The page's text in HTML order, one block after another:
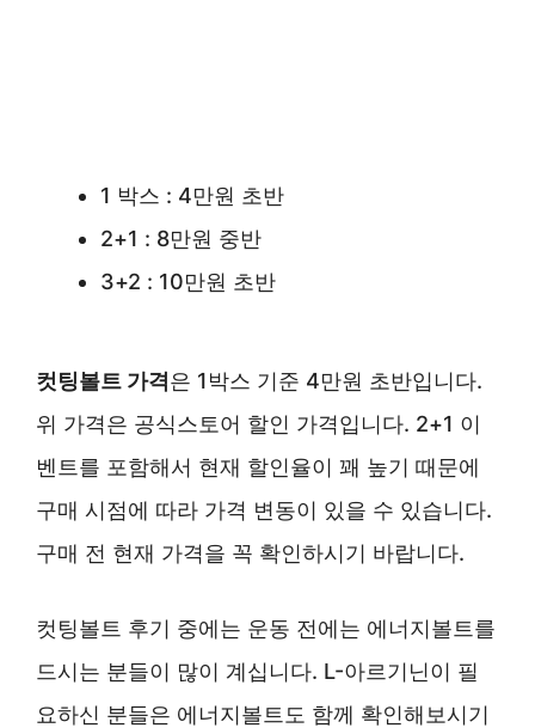
1 박스 : 4만원 초반
2+1 : 8만원 중반
3+2 : 10만원 초반
컷팅볼트 가격 은 1박스 기준 4만원 초반입니다.
위 가격은 공식스토어 할인 가격입니다. 2+1 이
벤트를 포함해서 현재 할인율이 꽤 높기 때문에
구매 시점에 따라 가격 변동이 있을 수 있습니다.
구매 전 현재 가격을 꼭 확인하시기 바랍니다.
컷팅볼트 후기 중에는 운동 전에는 에너지볼트를
드시는 분들이 많이 계십니다. L-아르기닌이 필
요하신 분들은 에너지볼트도 함께 확인해보시기